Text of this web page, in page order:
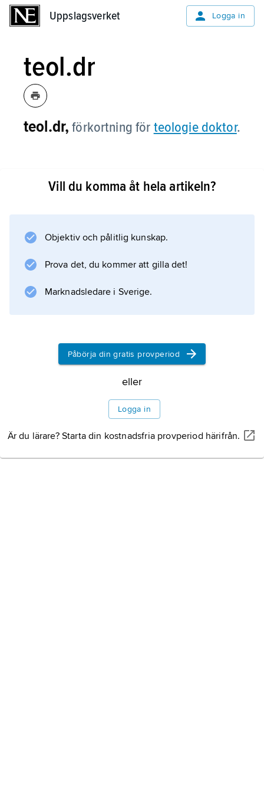
Uppslagsverket Logga in
teol.dr
teol.dr, förkortning för teologie doktor.
Vill du komma åt hela artikeln?
Objektiv och pålitlig kunskap.
Prova det, du kommer att gilla det!
Marknadsledare i Sverige.
Påbörja din gratis provperiod
eller
Logga in
Är du lärare? Starta din kostnadsfria provperiod härifrån.